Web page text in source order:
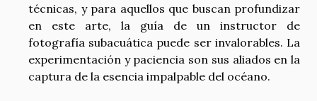
técnicas, y para aquellos que buscan profundizar
en este arte, la guía de un instructor de
fotografía subacuática puede ser invalorables. La
experimentación y paciencia son sus aliados en la
captura de la esencia impalpable del océano.